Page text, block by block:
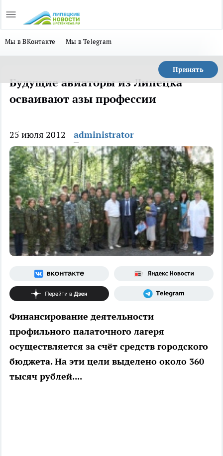
Мы в ВКонтакте Мы в Telegram
Принять
Будущие авиаторы из Липецка
осваивают азы профессии
25 июля 2012 administrator
Финансирование деятельности
профильного палаточного лагеря
осуществляется за счёт средств городского
бюджета. На эти цели выделено около 360
тысяч рублей....